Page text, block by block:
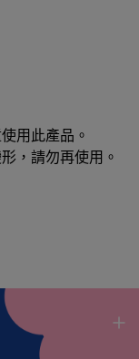
用此產品。
，請勿再使用。